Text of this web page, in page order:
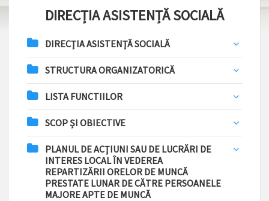
DIRECȚIA ASISTENȚĂ SOCIALĂ
DIRECŢIA ASISTENŢĂ SOCIALĂ
STRUCTURA ORGANIZATORICĂ
LISTA FUNCTIILOR
SCOP ȘI OBIECTIVE
PLANUL DE ACŢIUNI SAU DE LUCRĂRI DE
INTERES LOCAL ÎN VEDEREA
REPARTIZĂRII ORELOR DE MUNCĂ
PRESTATE LUNAR DE CĂTRE PERSOANELE
MAJORE APTE DE MUNCĂ